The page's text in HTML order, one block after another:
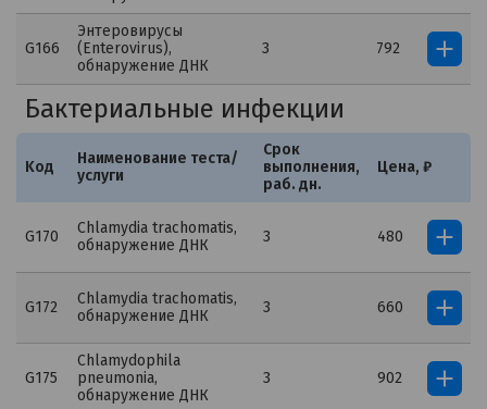
G166
Энтеровирусы
(Enterovirus),
обнаружение ДНК
3 792
Бактериальные инфекции
Kод
Наименование теста/
услуги
Срок
выполнения,
раб. дн.
Цена, ₽
G170
Chlamydia trachomatis,
обнаружение ДНК
3 480
G172
Chlamydia trachomatis,
обнаружение ДНК
3 660
G175
Chlamydophila
pneumonia,
обнаружение ДНК
3 902